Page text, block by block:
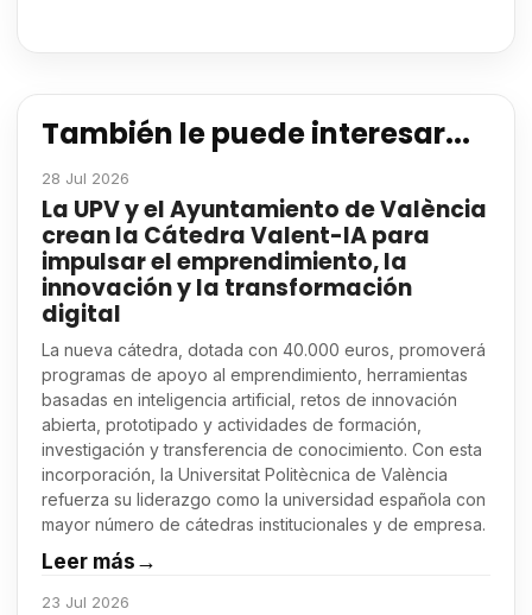
También le puede interesar...
28 Jul 2026
La UPV y el Ayuntamiento de València
crean la Cátedra Valent-IA para
impulsar el emprendimiento, la
innovación y la transformación
digital
La nueva cátedra, dotada con 40.000 euros, promoverá
programas de apoyo al emprendimiento, herramientas
basadas en inteligencia artificial, retos de innovación
abierta, prototipado y actividades de formación,
investigación y transferencia de conocimiento. Con esta
incorporación, la Universitat Politècnica de València
refuerza su liderazgo como la universidad española con
mayor número de cátedras institucionales y de empresa.
Leer más→
23 Jul 2026